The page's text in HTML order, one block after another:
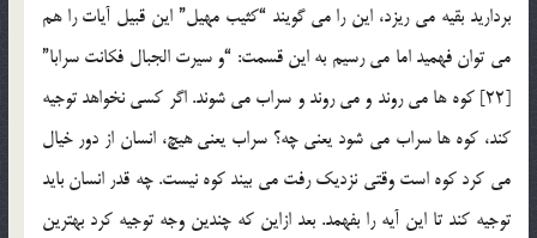
بردارید بقیه می ریزد، این را می گویند “کثیب مهیل” این قبیل آیات را هم
می توان فهمید اما می رسیم به این قسمت: “و سیرت الجبال فکانت سرابا”
[22] کوه ها می روند و می روند و سراب می شوند. اگر کسی نخواهد توجیه
کند، کوه ها سراب می شود یعنی چه؟ سراب یعنی هیچ، انسان از دور خیال
می کرد کوه است وقتی نزدیک رفت می بیند کوه نیست. چه قدر انسان باید
توجیه کند تا این آیه را بفهمد. بعد ازاین که چندین وجه توجیه کرد بهترین